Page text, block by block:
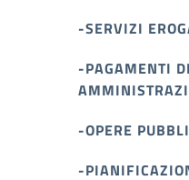
-SERVIZI
-PAGAMENTI
-OPERE
-